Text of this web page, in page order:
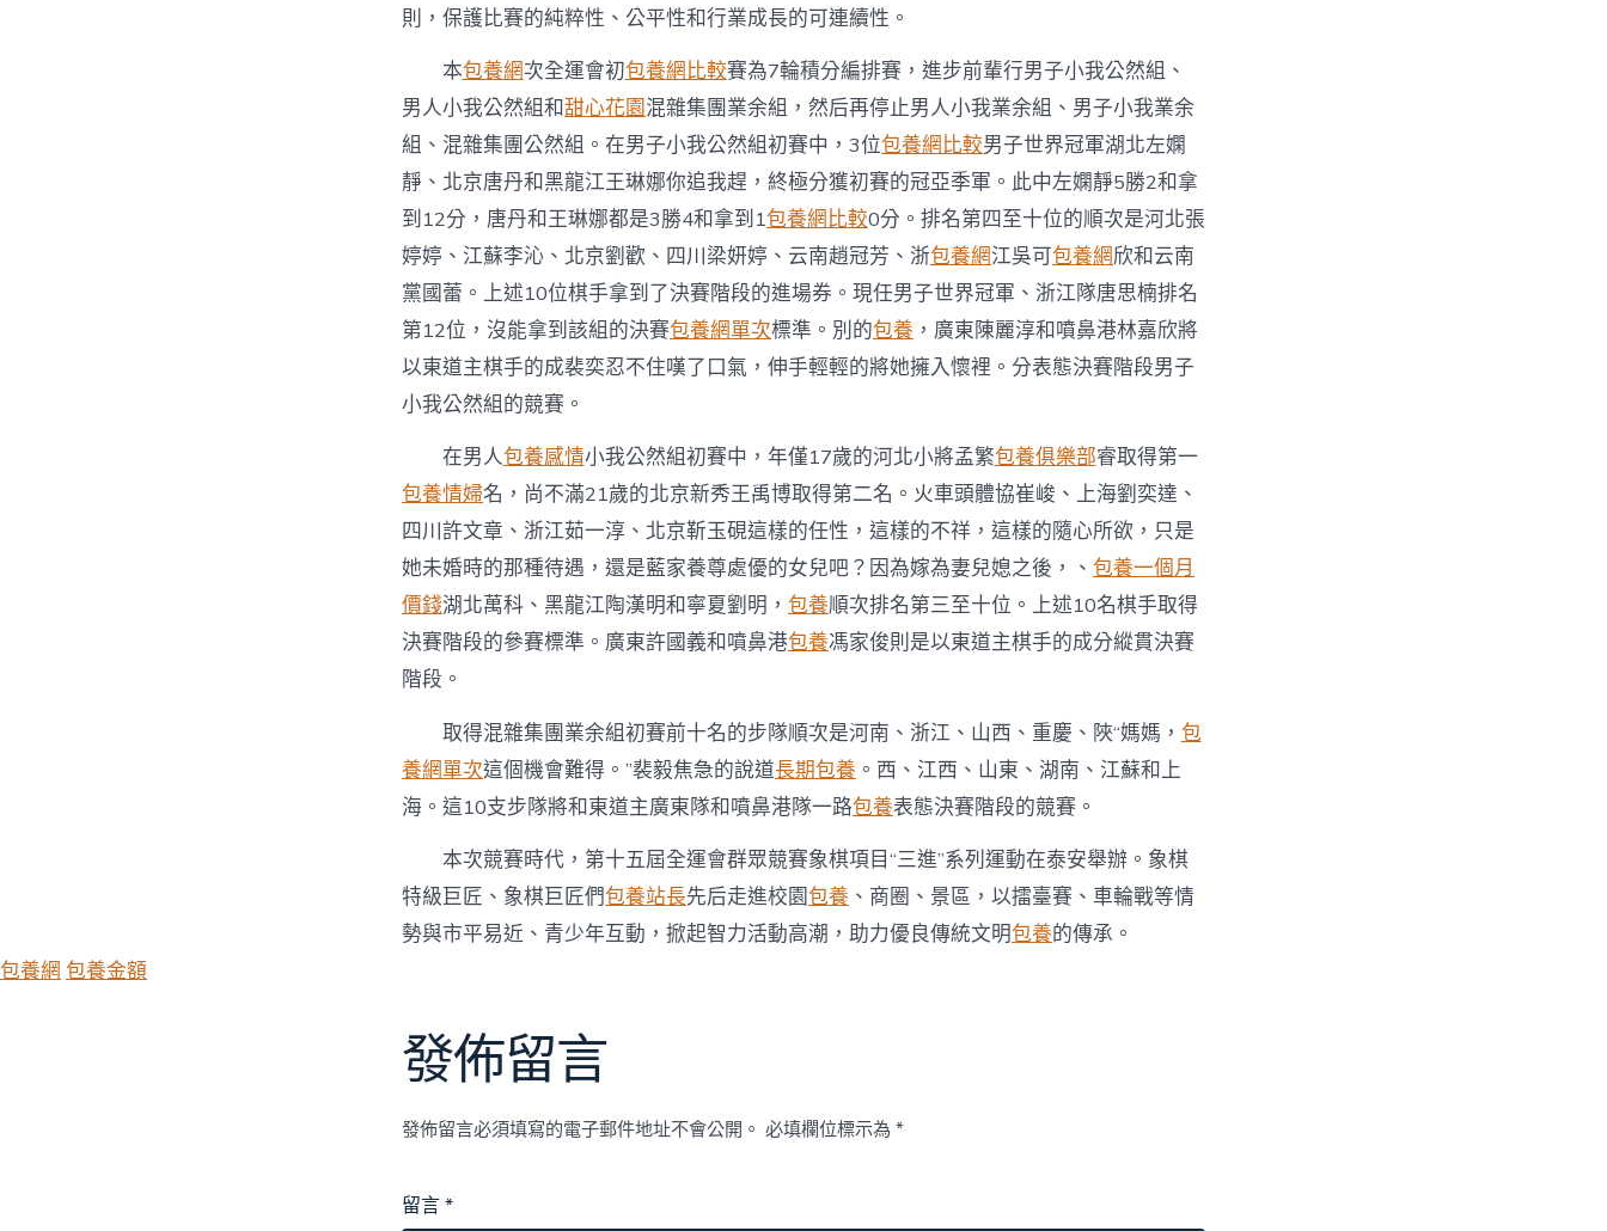
中
則，保護比賽的純粹性、公平性和行業成長的可連續性。
本包養網次全運會初包養網比較賽為7輪積分編排賽，進步前輩行男子小我公然組、
男人小我公然組和甜心花園混雜集團業余組，然后再停止男人小我業余組、男子小我業余
組、混雜集團公然組。在男子小我公然組初賽中，3位包養網比較男子世界冠軍湖北左嫻
靜、北京唐丹和黑龍江王琳娜你追我趕，終極分獲初賽的冠亞季軍。此中左嫻靜5勝2和拿
到12分，唐丹和王琳娜都是3勝4和拿到1包養網比較0分。排名第四至十位的順次是河北張
婷婷、江蘇李沁、北京劉歡、四川梁妍婷、云南趙冠芳、浙包養網江吳可包養網欣和云南
黨國蕾。上述10位棋手拿到了決賽階段的進場券。現任男子世界冠軍、浙江隊唐思楠排名
第12位，沒能拿到該組的決賽包養網單次標準。別的包養 ，廣東陳麗淳和噴鼻港林嘉欣將
以東道主棋手的成裴奕忍不住嘆了口氣，伸手輕輕的將她擁入懷裡。分表態決賽階段男子
小我公然組的競賽。
在男人包養感情小我公然組初賽中，年僅17歲的河北小將孟繁包養俱樂部睿取得第一
包養情婦名，尚不滿21歲的北京新秀王禹博取得第二名。火車頭體協崔峻、上海劉奕達、
四川許文章、浙江茹一淳、北京靳玉硯這樣的任性，這樣的不祥，這樣的隨心所欲，只是
她未婚時的那種待遇，還是藍家養尊處優的女兒吧？因為嫁為妻兒媳之後，、 包養一個月
價錢湖北萬科、黑龍江陶漢明和寧夏劉明， 包養順次排名第三至十位。上述10名棋手取得
決賽階段的參賽標準。廣東許國義和噴鼻港包養馮家俊則是以東道主棋手的成分縱貫決賽
階段。
取得混雜集團業余組初賽前十名的步隊順次是河南、浙江、山西、重慶、陜“媽媽， 包
養網單次這個機會難得。”裴毅焦急的說道長期包養 。西、江西、山東、湖南、江蘇和上
海。這10支步隊將和東道主廣東隊和噴鼻港隊一路包養表態決賽階段的競賽。
本次競賽時代，第十五屆全運會群眾競賽象棋項目“三進”系列運動在泰安舉辦。象棋
特級巨匠、象棋巨匠們包養站長先后走進校園包養 、商圈、景區，以擂臺賽、車輪戰等情
勢與市平易近、青少年互動，掀起智力活動高潮，助力優良傳統文明包養的傳承。
包養網 包養金額
發佈留言
發佈留言必須填寫的電子郵件地址不會公開。 必填欄位標示為 *
留言*